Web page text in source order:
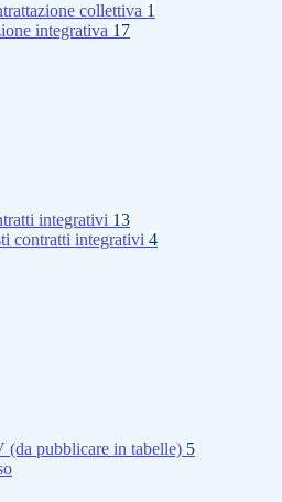
collettiva 1
integrativa 17
integrativi 13
contratti integrativi 4
(da pubblicare in tabelle) 5